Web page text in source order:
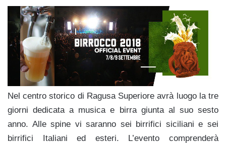
Nel centro storico di Ragusa Superiore avrà luogo la tre
giorni dedicata a musica e birra giunta al suo sesto
anno. Alle spine vi saranno sei birrifici siciliani e sei
birrifici Italiani ed esteri. L’evento comprenderà